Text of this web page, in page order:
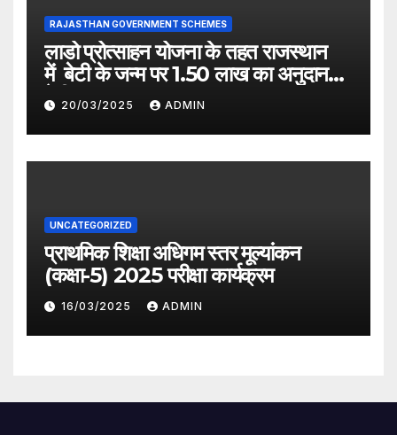
RAJASTHAN GOVERNMENT SCHEMES
लाडो प्रोत्साहन योजना के तहत राजस्थान
में बेटी के जन्म पर 1.50 लाख का अनुदान
देगी सरकार
20/03/2025 ADMIN
UNCATEGORIZED
प्राथमिक शिक्षा अधिगम स्तर मूल्यांकन
(कक्षा-5) 2025 परीक्षा कार्यक्रम
16/03/2025 ADMIN